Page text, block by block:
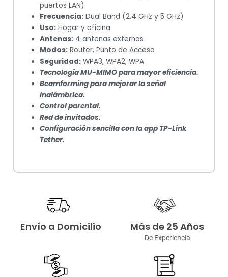
puertos LAN)
Frecuencia: Dual Band (2.4 GHz y 5 GHz)
Uso: Hogar y oficina
Antenas: 4 antenas externas
Modos: Router, Punto de Acceso
Seguridad: WPA3, WPA2, WPA
Tecnología MU-MIMO para mayor eficiencia.
Beamforming para mejorar la señal
inalámbrica.
Control parental.
Red de invitados.
Configuración sencilla con la app TP-Link
Tether.
Envío a Domicilio Más de 25 Años
De Experiencia